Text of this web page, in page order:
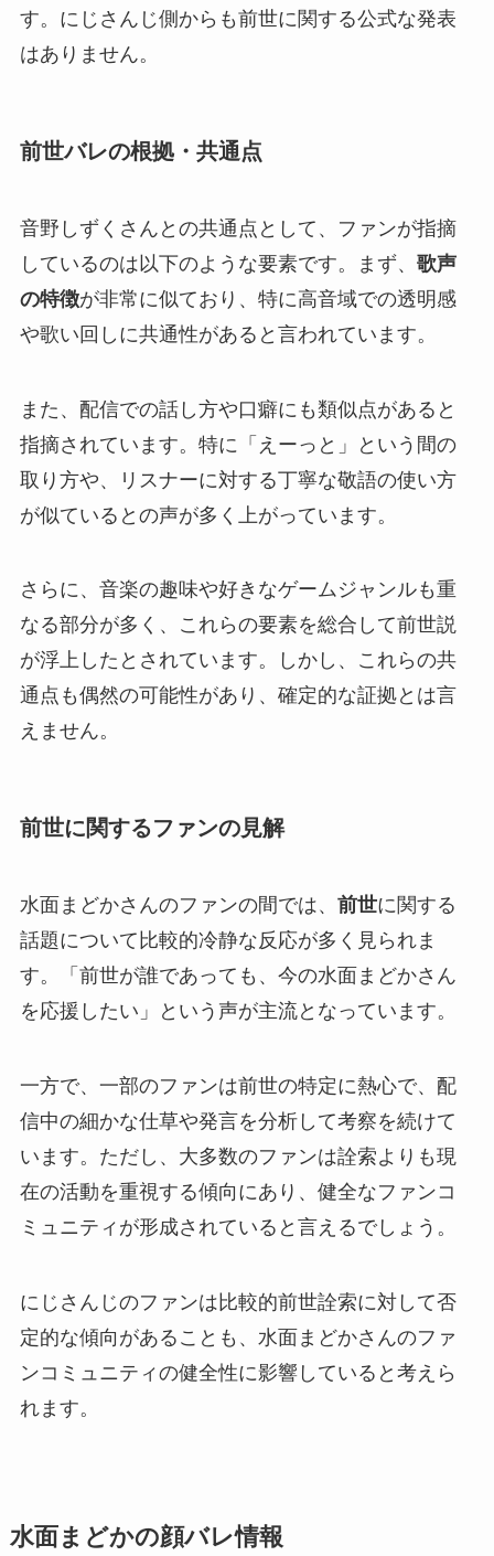
す。にじさんじ側からも前世に関する公式な発表
はありません。
前世バレの根拠・共通点
音野しずくさんとの共通点として、ファンが指摘
しているのは以下のような要素です。まず、 歌声
の特徴が非常に似ており、特に高音域での透明感
や歌い回しに共通性があると言われています。
また、配信での話し方や口癖にも類似点があると
指摘されています。特に「えーっと」という間の
取り方や、リスナーに対する丁寧な敬語の使い方
が似ているとの声が多く上がっています。
さらに、音楽の趣味や好きなゲームジャンルも重
なる部分が多く、これらの要素を総合して前世説
が浮上したとされています。しかし、これらの共
通点も偶然の可能性があり、確定的な証拠とは言
えません。
前世に関するファンの見解
水面まどかさんのファンの間では、 前世に関する
話題について比較的冷静な反応が多く見られま
す。「前世が誰であっても、今の水面まどかさん
を応援したい」という声が主流となっています。
一方で、一部のファンは前世の特定に熱心で、配
信中の細かな仕草や発言を分析して考察を続けて
います。ただし、大多数のファンは詮索よりも現
在の活動を重視する傾向にあり、健全なファンコ
ミュニティが形成されていると言えるでしょう。
にじさんじのファンは比較的前世詮索に対して否
定的な傾向があることも、水面まどかさんのファ
ンコミュニティの健全性に影響していると考えら
れます。
水面まどかの顔バレ情報